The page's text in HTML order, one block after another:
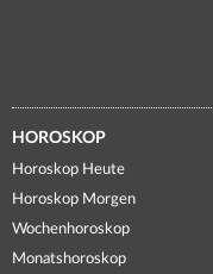
HOROSKOP
Horoskop Heute
Horoskop Morgen
Wochenhoroskop
Monatshoroskop